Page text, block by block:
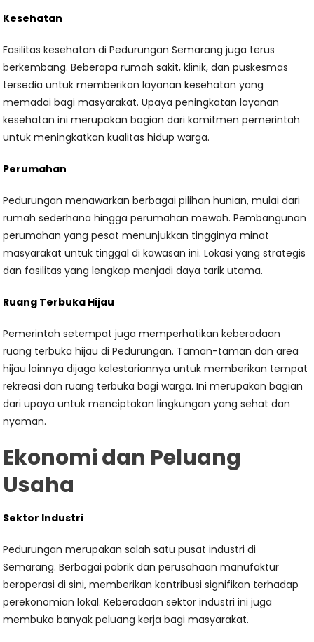
Kesehatan
Fasilitas kesehatan di Pedurungan Semarang juga terus
berkembang. Beberapa rumah sakit, klinik, dan puskesmas
tersedia untuk memberikan layanan kesehatan yang
memadai bagi masyarakat. Upaya peningkatan layanan
kesehatan ini merupakan bagian dari komitmen pemerintah
untuk meningkatkan kualitas hidup warga.
Perumahan
Pedurungan menawarkan berbagai pilihan hunian, mulai dari
rumah sederhana hingga perumahan mewah. Pembangunan
perumahan yang pesat menunjukkan tingginya minat
masyarakat untuk tinggal di kawasan ini. Lokasi yang strategis
dan fasilitas yang lengkap menjadi daya tarik utama.
Ruang Terbuka Hijau
Pemerintah setempat juga memperhatikan keberadaan
ruang terbuka hijau di Pedurungan. Taman-taman dan area
hijau lainnya dijaga kelestariannya untuk memberikan tempat
rekreasi dan ruang terbuka bagi warga. Ini merupakan bagian
dari upaya untuk menciptakan lingkungan yang sehat dan
nyaman.
Ekonomi dan Peluang
Usaha
Sektor Industri
Pedurungan merupakan salah satu pusat industri di
Semarang. Berbagai pabrik dan perusahaan manufaktur
beroperasi di sini, memberikan kontribusi signifikan terhadap
perekonomian lokal. Keberadaan sektor industri ini juga
membuka banyak peluang kerja bagi masyarakat.